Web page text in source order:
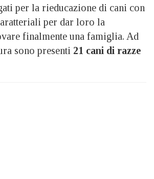
per la rieducazione di cani con
per dar loro la
finalmente una famiglia. Ad
sono presenti 21 cani di razze